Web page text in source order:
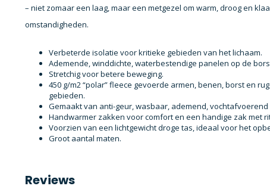
– niet zomaar een laag, maar een metgezel om warm, droog en
omstandigheden.
Verbeterde isolatie voor kritieke gebieden van het lichaam.
Ademende, winddichte, waterbestendige panelen op de
Stretchig voor betere beweging.
450 g/m2 “polar” fleece gevoerde armen, benen, borst en
gebieden.
Gemaakt van anti-geur, wasbaar, ademend,
Handwarmer zakken voor comfort en een handige zak met
Voorzien van een lichtgewicht droge tas, ideaal voor het
Groot aantal maten.
Reviews